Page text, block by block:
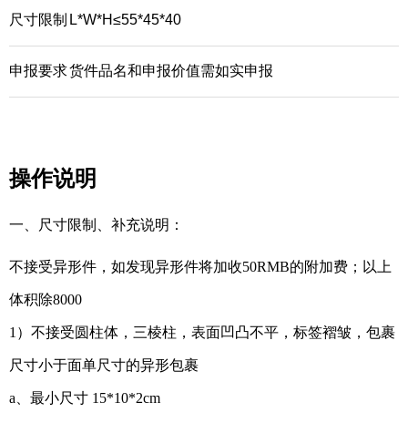
尺寸限制 L*W*H≤55*45*40
申报要求货件品名和申报价值需如实申报
操作说明
一、尺寸限制、补充说明：
不接受异形件，如发现异形件将加收50RMB的附加费；以上
体积除8000
1）不接受圆柱体，三棱柱，表面凹凸不平，标签褶皱，包裹
尺寸小于面单尺寸的异形包裹
a、最小尺寸 15*10*2cm